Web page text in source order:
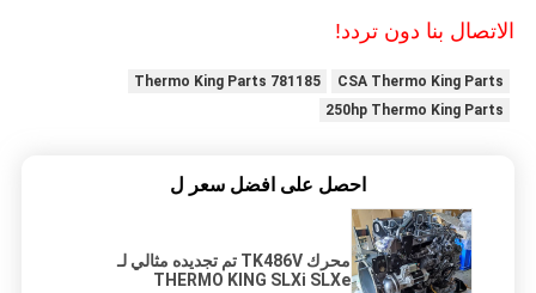
الاتصال بنا دون تردد!
CSA Thermo King Parts
781185 Thermo King Parts
250hp Thermo King Parts
احصل على افضل سعر ل
محرك TK486V تم تجديده مثالي لـ
THERMO KING SLXi SLXe